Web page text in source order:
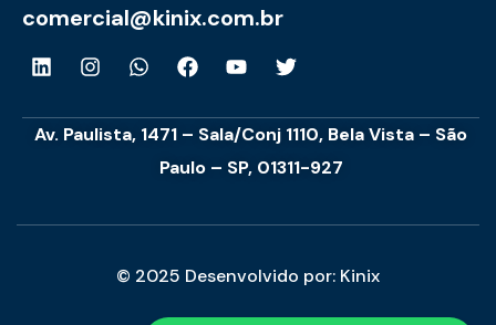
comercial@kinix.com.br
Av. Paulista, 1471 – Sala/Conj 1110, Bela Vista – São
Paulo – SP, 01311-927
© 2025 Desenvolvido por: Kinix